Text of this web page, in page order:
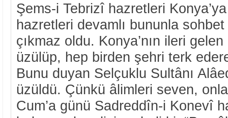
Şems-i Tebrizî hazretleri
hazretleri devamlı bununla sohbet
çıkmaz oldu. Konya’nın ileri
üzülüp, hep birden şehri terk
Bunu duyan Selçuklu Sultânı
üzüldü. Çünkü âlimleri seven,
Cum’a günü Sadreddîn-i Konevî